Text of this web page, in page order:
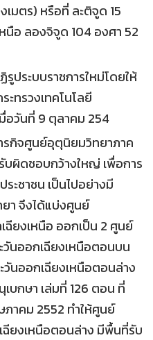
เมตร) หรือที่ ละติจูด 15
นือ ลองจิจูด 104 องศา 52
ประบบราชการใหม่โดยให้
ทรวงเทคโนโลยี
อวันที่ 9 ตุลาคม 254
รกิจศูนย์อุตุนิยมวิทยาภาค
บผิดชอบกว้างใหญ่ เพื่อการ
ระชาชน เป็นไปอย่างมี
า จึงได้แบ่งศูนย์
ยงเหนือ ออกเป็น 2 ศูนย์
นออกเฉียงเหนือตอนบน
นออกเฉียงเหนือตอนล่าง
บกษา เล่มที่ 126 ตอน ที่
าคม 2552 ทำให้ศูนย์
ยงเหนือตอนล่าง มีพื้นที่รับ